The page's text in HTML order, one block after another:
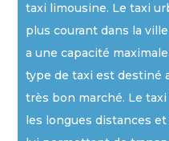
taxi limousine. Le taxi
plus courant dans la
a une capacité
type de taxi est destiné
très bon marché. Le
les longues distances